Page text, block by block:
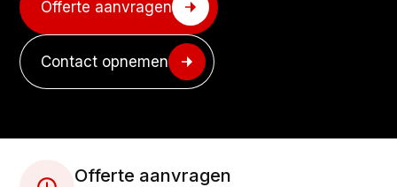
Offerte aanvragen
Contact opnemen
Offerte aanvragen